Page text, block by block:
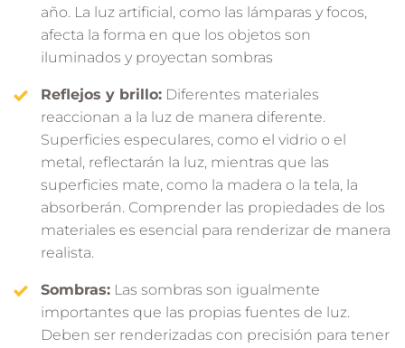
año. La luz artificial, como las lámparas y focos,
afecta la forma en que los objetos son
iluminados y proyectan sombras
Reflejos y brillo: Diferentes materiales
reaccionan a la luz de manera diferente.
Superficies especulares, como el vidrio o el
metal, reflectarán la luz, mientras que las
superficies mate, como la madera o la tela, la
absorberán. Comprender las propiedades de los
materiales es esencial para renderizar de manera
realista.
Sombras: Las sombras son igualmente
importantes que las propias fuentes de luz.
Deben ser renderizadas con precisión para tener